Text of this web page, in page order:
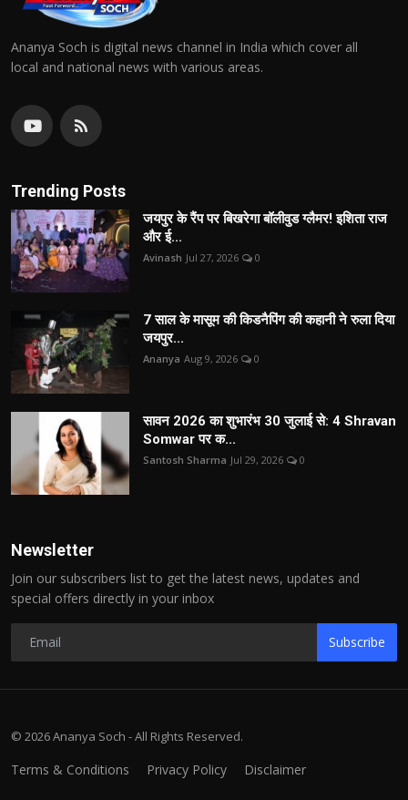
Ananya Soch is digital news channel in India which cover all
local and national news with various areas.
Trending Posts
जयपुर के रैंप पर बिखरेगा बॉलीवुड ग्लैमर! इशिता राज
और ई...
Avinash Jul 27, 2026 0
7 साल के मासूम की किडनैपिंग की कहानी ने रुला दिया
जयपुर...
Ananya Aug 9, 2026 0
सावन 2026 का शुभारंभ 30 जुलाई से: 4 Shravan
Somwar पर क...
Santosh Sharma Jul 29, 2026 0
Newsletter
Join our subscribers list to get the latest news, updates and
special offers directly in your inbox
Subscribe
© 2026 Ananya Soch - All Rights Reserved.
Terms & Conditions Privacy Policy Disclaimer